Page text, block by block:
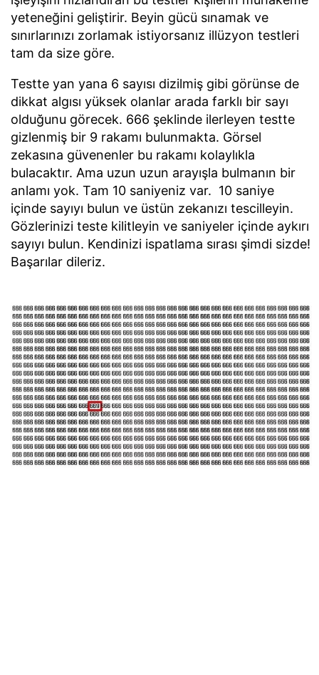
yeteneğini geliştirir. Beyin gücü sınamak ve
sınırlarınızı zorlamak istiyorsanız illüzyon testleri
tam da size göre.
Testte yan yana 6 sayısı dizilmiş gibi görünse de
dikkat algısı yüksek olanlar arada farklı bir sayı
olduğunu görecek. 666 şeklinde ilerleyen testte
gizlenmiş bir 9 rakamı bulunmakta. Görsel
zekasına güvenenler bu rakamı kolaylıkla
bulacaktır. Ama uzun uzun arayışla bulmanın bir
anlamı yok. Tam 10 saniyeniz var. 10 saniye
içinde sayıyı bulun ve üstün zekanızı tescilleyin.
Gözlerinizi teste kilitleyin ve saniyeler içinde aykırı
sayıyı bulun. Kendinizi ispatlama sırası şimdi sizde!
Başarılar dileriz.